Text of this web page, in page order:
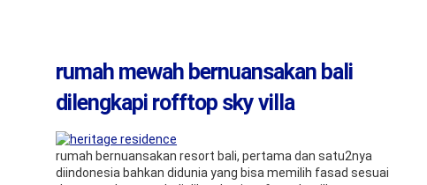
rumah mewah bernuansakan bali
dilengkapi rofftop sky villa
rumah bernuansakan resort bali, pertama dan satu2nya
diindonesia bahkan didunia yang bisa memilih fasad sesuai